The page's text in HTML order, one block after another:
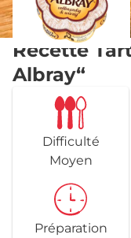
Recette
Albray“
Difficulté
Moyen
Préparation